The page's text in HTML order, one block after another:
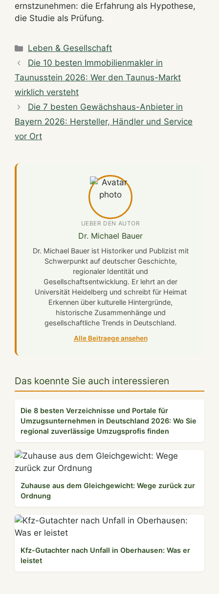
ernstzunehmen: die Erfahrung als Hypothese,
die Studie als Prüfung.
Categories
Leben & Gesellschaft
Die 10 besten Immobilienmakler in
Taunusstein 2026: Wer den Taunus-Markt
wirklich versteht
Die 7 besten Gewächshaus-Anbieter in
Bayern 2026: Hersteller, Händler und Service
vor Ort
UEBER DEN AUTOR
Dr. Michael Bauer
Dr. Michael Bauer ist Historiker und Publizist mit
Schwerpunkt auf deutscher Geschichte,
regionaler Identität und
Gesellschaftsentwicklung. Er lehrt an der
Universität Heidelberg und schreibt für Heimat
Erkennen über kulturelle Hintergründe,
historische Zusammenhänge und
gesellschaftliche Trends in Deutschland.
Alle Beitraege ansehen
Das koennte Sie auch interessieren
Die 8 besten Verzeichnisse und Portale für
Umzugsunternehmen in Deutschland 2026: Wo Sie
regional zuverlässige Umzugsprofis finden
Zuhause aus dem Gleichgewicht: Wege zurück zur
Ordnung
Kfz-Gutachter nach Unfall in Oberhausen: Was er
leistet